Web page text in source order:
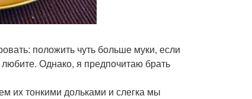
положить чуть больше муки, если
Однако, я предпочитаю брать
их тонкими дольками и слегка мы